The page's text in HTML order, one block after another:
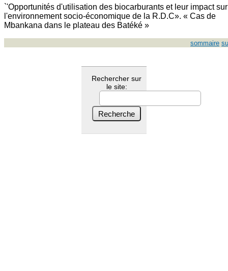
`'Opportunités d'utilisation des biocarburants et leur impact sur
l'environnement socio-économique de la R.D.C». « Cas de
Mbankana dans le plateau des Batéké »
sommaire
Rechercher sur
le site: